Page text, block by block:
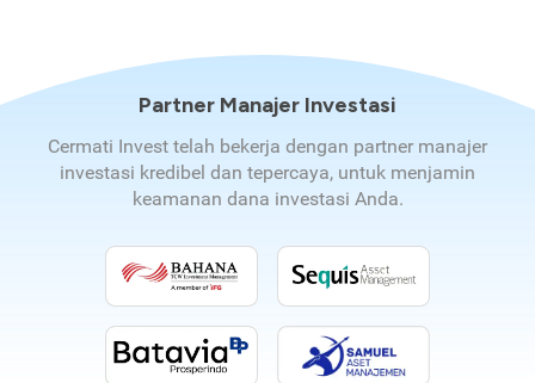
Partner Manajer Investasi
Cermati Invest telah bekerja dengan partner manajer
investasi kredibel dan tepercaya, untuk menjamin
keamanan dana investasi Anda.